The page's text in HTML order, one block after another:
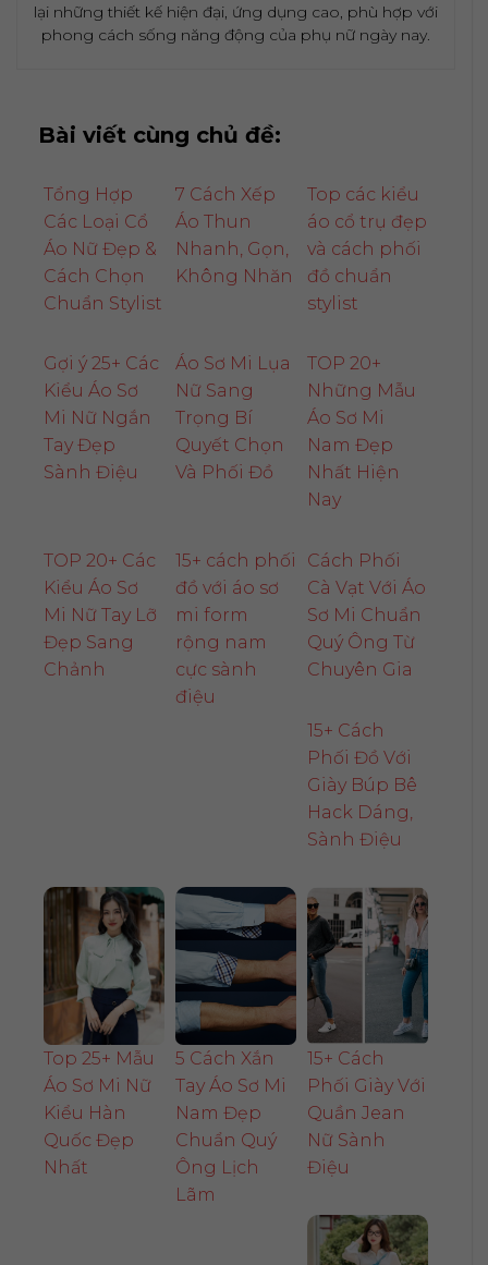
lại những thiết kế hiện đại, ứng dụng cao, phù hợp với
phong cách sống năng động của phụ nữ ngày nay.
Bài viết cùng chủ đề:
Tổng Hợp
Các Loại Cổ
Áo Nữ Đẹp &
Cách Chọn
Chuẩn Stylist
7 Cách Xếp
Áo Thun
Nhanh, Gọn,
Không Nhăn
Top các kiểu
áo cổ trụ đẹp
và cách phối
đồ chuẩn
stylist
Gợi ý 25+ Các
Kiểu Áo Sơ
Mi Nữ Ngắn
Tay Đẹp
Sành Điệu
Áo Sơ Mi Lụa
Nữ Sang
Trọng Bí
Quyết Chọn
Và Phối Đồ
TOP 20+
Những Mẫu
Áo Sơ Mi
Nam Đẹp
Nhất Hiện
Nay
TOP 20+ Các
Kiểu Áo Sơ
Mi Nữ Tay Lỡ
Đẹp Sang
Chảnh
15+ cách phối
đồ với áo sơ
mi form
rộng nam
cực sành
điệu
Cách Phối
Cà Vạt Với Áo
Sơ Mi Chuẩn
Quý Ông Từ
Chuyên Gia
15+ Cách
Phối Đồ Với
Giày Búp Bê
Hack Dáng,
Sành Điệu
Top 25+ Mẫu
Áo Sơ Mi Nữ
Kiểu Hàn
Quốc Đẹp
Nhất
5 Cách Xắn
Tay Áo Sơ Mi
Nam Đẹp
Chuẩn Quý
Ông Lịch
Lãm
15+ Cách
Phối Giày Với
Quần Jean
Nữ Sành
Điệu